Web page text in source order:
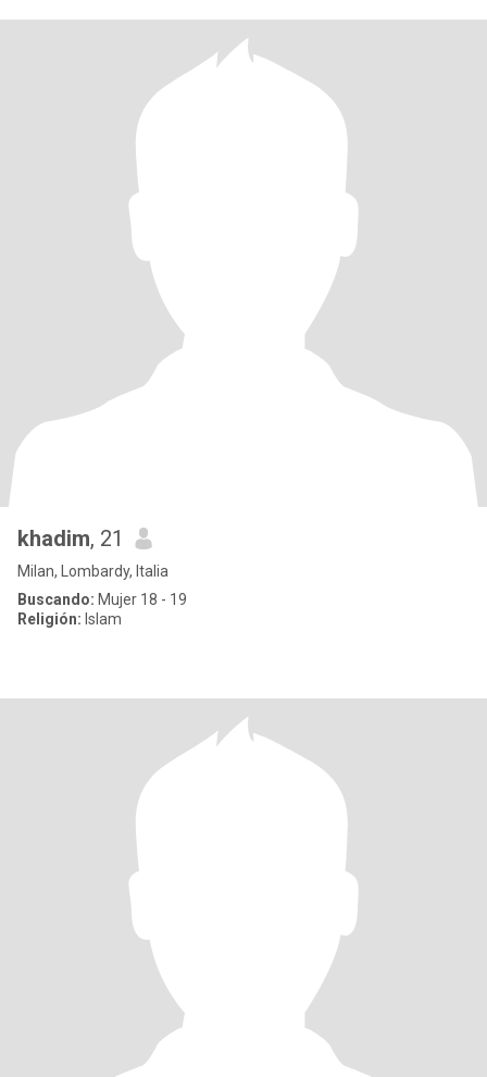
khadim, 21
Milan, Lombardy, Italia
Buscando: Mujer 18 - 19
Religión: Islam